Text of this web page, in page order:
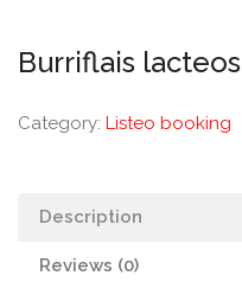
Burriflais lacteos
Category: Listeo booking
Description
Reviews (0)